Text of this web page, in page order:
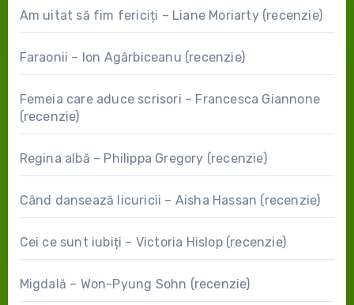
Am uitat să fim fericiți – Liane Moriarty (recenzie)
Faraonii – Ion Agârbiceanu (recenzie)
Femeia care aduce scrisori – Francesca Giannone
(recenzie)
Regina albă – Philippa Gregory (recenzie)
Când dansează licuricii – Aisha Hassan (recenzie)
Cei ce sunt iubiți – Victoria Hislop (recenzie)
Migdală – Won-Pyung Sohn (recenzie)